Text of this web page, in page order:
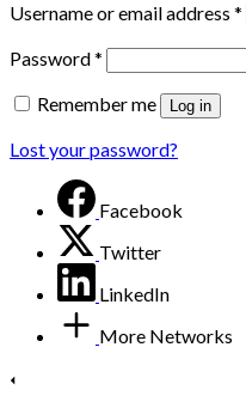
Username or email address *
Password*
Remember me
Log in
Lost your password?
Facebook
Twitter
LinkedIn
More Networks